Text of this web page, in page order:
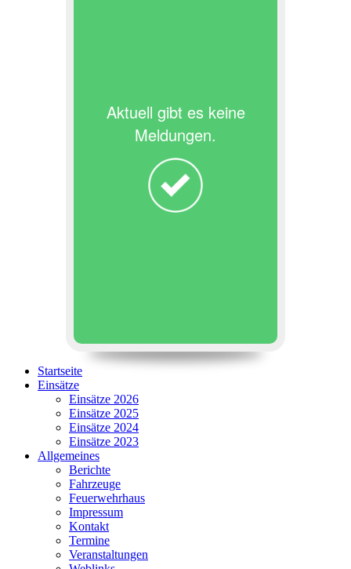
Aktuell gibt es keine
Meldungen.
Startseite
Einsätze
Einsätze 2026
Einsätze 2025
Einsätze 2024
Einsätze 2023
Allgemeines
Berichte
Fahrzeuge
Feuerwehrhaus
Impressum
Kontakt
Termine
Veranstaltungen